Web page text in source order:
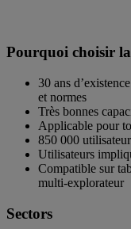
Pourquoi choisir
30 ans
et normes
Très bonnes
Applicable pour
850 000
Utilisateurs
Compatible sur
multi-explorateur
Sectors